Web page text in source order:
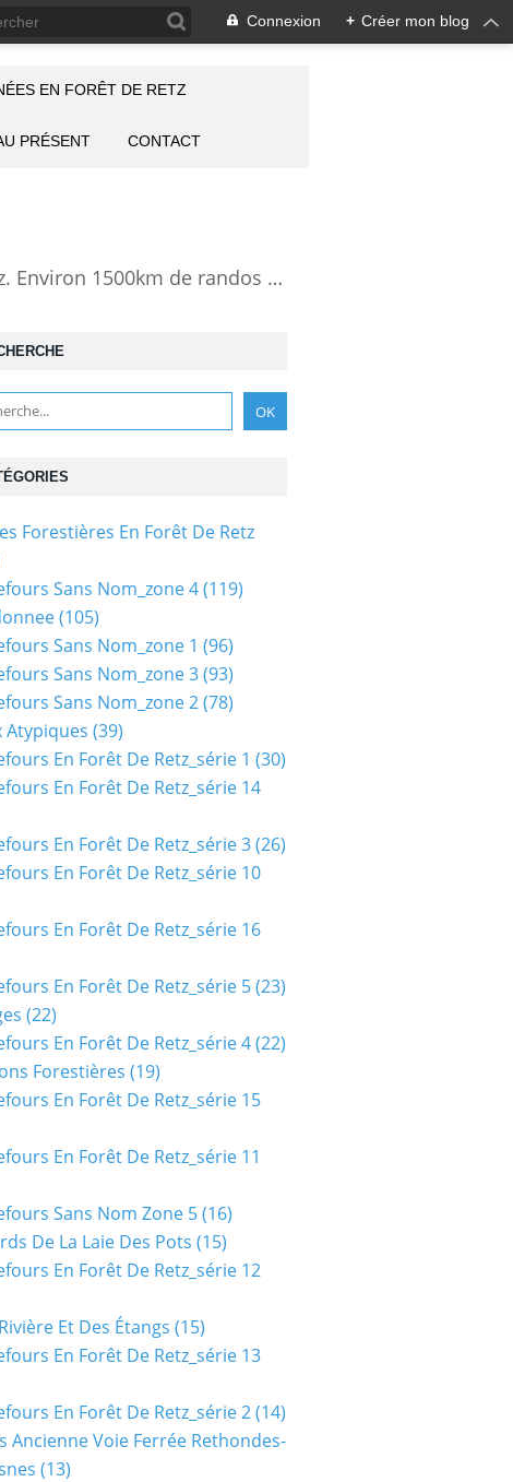
Connexion + Créer mon blog
la Forêt de Retz vue autrement: description de mes randonnées en forêt de Retz. Environ 1500km de randos et 25000 photos pour montrer cette forêt magnifique et ses particularités: les lieux atypiques comme la Pierre Clouise, la Cave du Diable, la Pierre Fortière, la Grotte Saint-Antoine ... Mais aussi les 360 carrefours nommés, plus de 100 routes forestières, les étangs, des villages et hameaux
EN FORÊT DE RETZ
PRÉSENT CONTACT
Forestières En Forêt De Retz
Sans Nom_zone 4(119)
(105)
Sans Nom_zone 1 (96)
Sans Nom_zone 3(93)
Sans Nom_zone 2(78)
Atypiques (39)
En Forêt De Retz_série 1 (30)
En Forêt De Retz_série 14
En Forêt De Retz_série 3(26)
En Forêt De Retz_série 10
En Forêt De Retz_série 16
En Forêt De Retz_série 5(23)
(22)
En Forêt De Retz_série 4(22)
Forestières (19)
En Forêt De Retz_série 15
En Forêt De Retz_série 11
Sans Nom Zone 5(16)
De La Laie Des Pots (15)
En Forêt De Retz_série 12
Et Des Étangs (15)
En Forêt De Retz_série 13
En Forêt De Retz_série 2(14)
Ancienne Voie Ferrée Rethondes-
(13)